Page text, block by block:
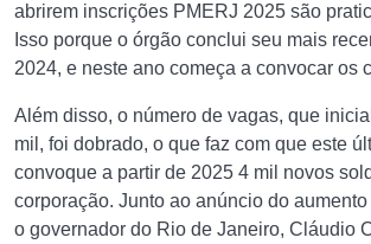
abrirem inscrições PMERJ 2025 são
Isso porque o órgão conclui seu mais
2024, e neste ano começa a convocar os
Além disso, o número de vagas, que
mil, foi dobrado, o que faz com que este
convoque a partir de 2025 4 mil novos
corporação. Junto ao anúncio do
o governador do Rio de Janeiro, Cláudio